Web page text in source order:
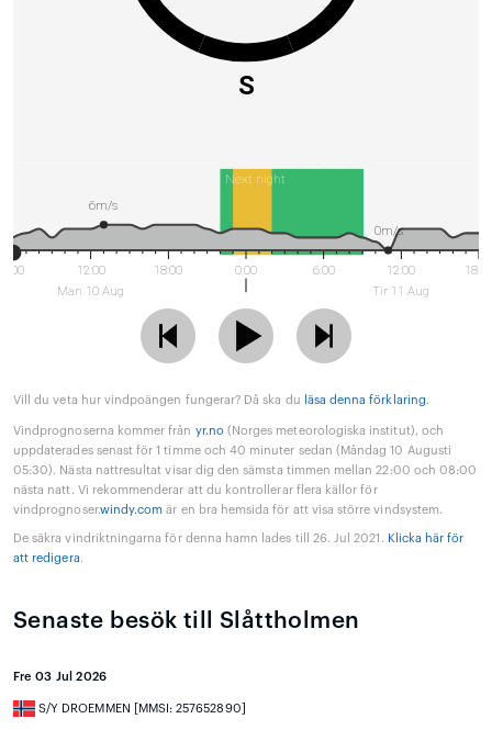
S
Next night
6:00
12:00
Man 10 Aug
18:00 0:00 6:00
12:00
Tir 11 Aug
6m/s
0m/s
Vill du veta hur vindpoängen fungerar? Då ska du läsa denna förklaring.
Vindprognoserna kommer från yr.no (Norges meteorologiska institut), och
uppdaterades senast för 1 timme och 40 minuter sedan (Måndag 10 Augusti
05:30). Nästa nattresultat visar dig den sämsta timmen mellan 22:00 och 08:00
nästa natt. Vi rekommenderar att du kontrollerar flera källor för
vindprognoser.windy.com är en bra hemsida för att visa större vindsystem.
De säkra vindriktningarna för denna hamn lades till 26. Jul 2021. Klicka här för
att redigera.
Senaste besök till Slåttholmen
Fre 03 Jul 2026
S/Y DROEMMEN [MMSI: 257652890]